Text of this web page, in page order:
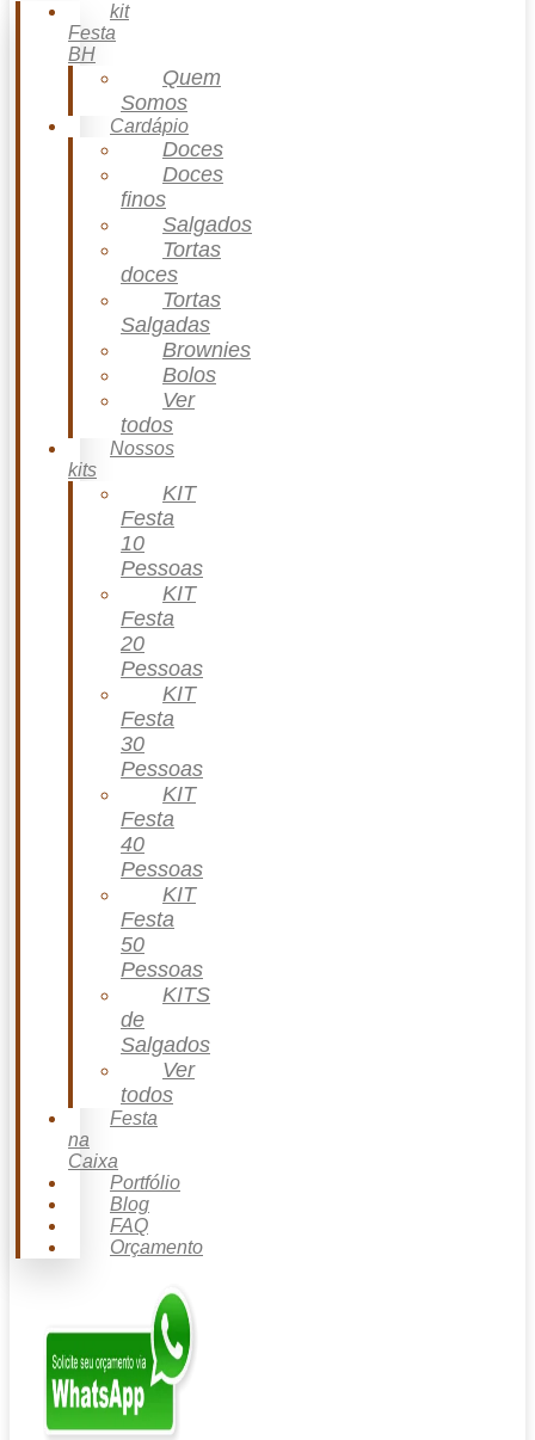
kit
Festa
BH
Quem
Somos
Cardápio
Doces
Doces
finos
Salgados
Tortas
doces
Tortas
Salgadas
Brownies
Bolos
Ver
todos
Nossos
kits
KIT
Festa
10
Pessoas
KIT
Festa
20
Pessoas
KIT
Festa
30
Pessoas
KIT
Festa
40
Pessoas
KIT
Festa
50
Pessoas
KITS
de
Salgados
Ver
todos
Festa
na
Caixa
Portfólio
Blog
FAQ
Orçamento